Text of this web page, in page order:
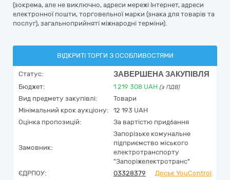
(зокрема, але не виключно, адреси мережі Інтернет, адреси
електронної пошти, торговельної марки (знака для товарів та
послуг), загальноприйняті міжнародні терміни).
ВІДКРИТІ ТОРГИ З ОСОБЛИВОСТЯМИ
Статус: ЗАВЕРШЕНА ЗАКУПІВЛЯ
Бюджет: 1 219 308 UAH (з ПДВ)
Вид предмету закупівлі:
Товари
Мінімальний крок аукціону:
12 193 UAH
Оцінка пропозицій:
За вартістю придбання
Замовник:
Запорізьке комунальне
підприємство міського
електротранспорту
"Запоріжелектротранс"
ЄДРПОУ:
03328379
Досьє YouControl